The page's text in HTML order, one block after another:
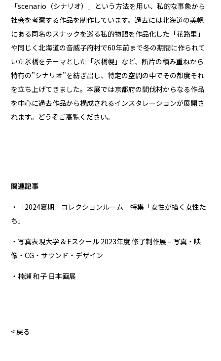
「scenario（シナリオ）」という方法を用い、私的な事象から
社会を考察する作品を制作しています。過去には北海道の美幌
にある同名のスナックを巡る私的物語を作品化した「花路里」
や同じく北海道の音威子府村で60年前まで冬の期間に作られて
いた氷橋をテーマとした「氷橋幌」など、断片の積み重ねから
特有の”シナリオ”を紡ぎ出し、特定の空間の中でその都度それ
を立ち上げてきました。本展では京都府の間伐材からなる作品
を中心に過去作品から構成されるインスタレーションが展開さ
れます。どうぞご高覧ください。
関連記事
・［2024夏期］コレクションルーム 特集「女性が描く女性た
ち」
・写真表現大学 & Eスクール 2023年度 修了制作展 – 写真・映
像・CG・サウンド・デザイン
・楠瀬 和子 日本画展
< 戻る